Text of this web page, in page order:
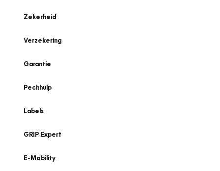
Zekerheid
Verzekering
Garantie
Pechhulp
Labels
GRIP Expert
E-Mobility